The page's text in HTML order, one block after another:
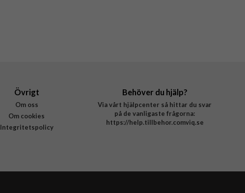
Övrigt
Om oss
Om cookies
Integritetspolicy
Behöver du hjälp?
Via vårt hjälpcenter så hittar du svar
på de vanligaste frågorna:
https://help.tillbehor.comviq.se